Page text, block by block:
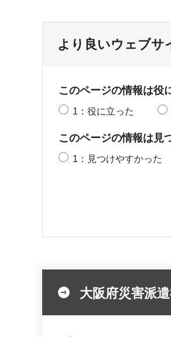
より良いウェブサ
このページの情報は役
1：役に立った
このページの情報は見
1：見つけやすかった
大阪府災害派